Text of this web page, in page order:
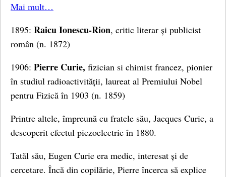
Mai mult…
1895: Raicu Ionescu-Rion, critic literar și publicist
român (n. 1872)
1906: Pierre Curie, fizician si chimist francez, pionier
în studiul radioactivității, laureat al Premiului Nobel
pentru Fizică în 1903 (n. 1859)
Printre altele, împreună cu fratele său, Jacques Curie, a
descoperit efectul piezoelectric în 1880.
Tatăl său, Eugen Curie era medic, interesat și de
cercetare. Încă din copilărie, Pierre încerca să explice